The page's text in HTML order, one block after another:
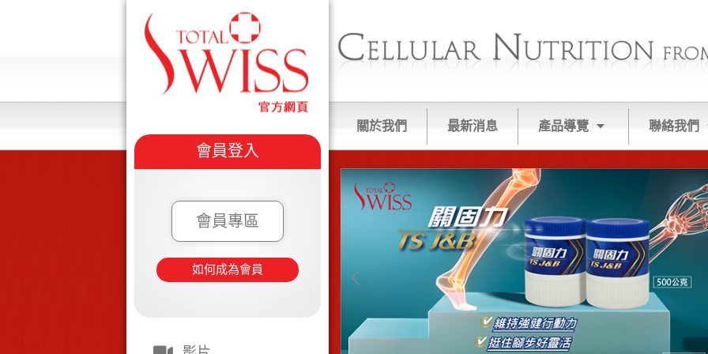
會員登入
會員專區
如何成為會員
關於我們 最新消息 產品導覽 聯絡我們